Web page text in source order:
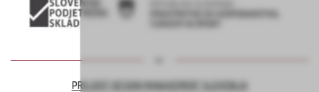
PROJEKT DESIGN MANAGEMENT SLOVENIJA